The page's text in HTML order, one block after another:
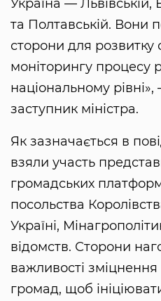
Україна — Львівській,
та Полтавській. Вони
сторони для розвитку
моніторингу процесу
національному
заступник міністра.
Як зазначається в
взяли участь
громадських
посольства
Україні,
відомств. Сторони
важливості
громад, щоб